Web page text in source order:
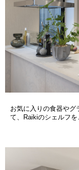
お気に入りの食器やグ
て、Raikiのシェルフを